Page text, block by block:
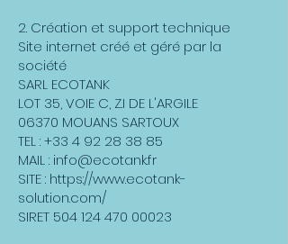
2. Création et support technique
Site internet créé et géré par la
société
SARL ECOTANK
LOT 35, VOIE C, Z.I DE L'ARGILE
06370 MOUANS SARTOUX
TEL :+33 4 92 28 38 85
MAIL : info@ecotank.fr
SITE : https://www.ecotank-
solution.com/
SIRET 504 124 470 00023